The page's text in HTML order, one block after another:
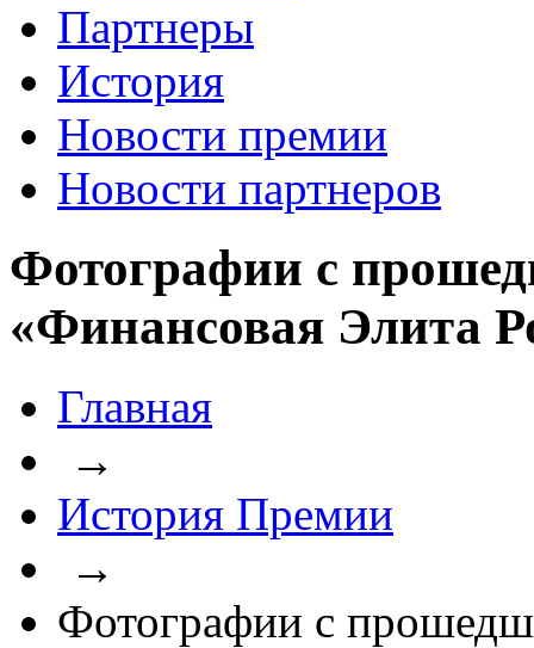
Партнеры
История
Новости премии
Новости партнеров
Фотографии с
«Финансовая Элита
Главная
→
История Премии
→
Фотографии с